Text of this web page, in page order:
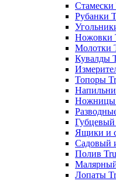
Стамески
Рубанки
Ножовки
Молотки
Кувалды
Топоры
Ножницы
Губцевый
Ящики и
Садовый
Полив
Лопаты